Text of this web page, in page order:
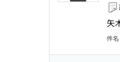
矢
件名